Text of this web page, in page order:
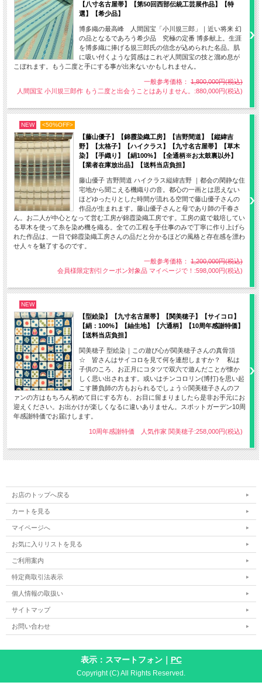
読谷山花織とのコーディネート例
※画像はAI作成のイメージです
【製造者】福永世紀子
【品質】綿100% (インド綿)
【糸染色】天然草木染
【製織技法】高機手織り 平織
【長さ】織上がり：約510cm
い。※最大：約385cmまで対応可能
”手紡ぎ木綿”に魅せられ40数年、御年80歳を超えて今なお現役で製作
活動続けられている染織作家「福永世紀子」さんが作り上げる布が私
たちの心を穏やかな世界へと導いてくれます。
木綿を自らの手で紡ぎ、草木で染め、織り上げる。
全ての工程を1人でこなし生み出される綿布には福永世紀子さんの想
い・情熱・人生観と言った目に見えないものが宿ります。
手で紡がれた木綿が持つ温もり、草木染の深み色、そして熟練の高度
な機織りの技で布という形になります。そこには人の心にしみわたる
安らぎが感じられ、得も言われぬ至福の贅沢をご堪能いただけるので
【八寸名古屋帯】【第50回西部伝統工芸展作品】【特
選】【希少品】
博多織の最高峰 人間国宝「小川規三郎」｜近い将来 幻
の品となるであろう希少品 究極の定番 博多献上。生涯
を博多織に捧げる規三郎氏の信念が込められた名品。肌
に吸い付くような質感はこれぞ人間国宝の技と溜め息が
こぼれます。もう二度と手にする事が出来ないかもしれません。
一般参考価格： 1,800,000円(税込)
人間国宝 小川規三郎作 もう二度と出会うことはありません。:880,000円(税込)
NEW <50%OFF>
【藤山優子】【錦霞染織工房】【吉野間道】【縦緯吉
野】【太格子】【ハイクラス】【九寸名古屋帯】【草木
染】【手織り】【絹100%】【全通柄※お太鼓裏以外】
【業者在庫放出品】【送料当店負担】
藤山優子 吉野間道 ハイクラス縦緯吉野 ｜都会の閑静な住
宅地から聞こえる機織りの音。都心の一画とは思えない
ほどゆったりとした時間が流れる空間で藤山優子さんの
作品が生まれます。藤山優子さんと母であり師の千春さ
ん。お二人が中心となって営む工房が錦霞染織工房です。工房の庭で栽培してい
る草木を使って糸を染め機を織る。全ての工程を手仕事のみで丁寧に作り上げら
れた作品は、一目で錦霞染織工房さんの品だと分かるほどの風格と存在感を漂わ
せ人々を魅了するのです。
一般参考価格： 1,200,000円(税込)
会員様限定割引クーポン対象品 マイページで！:598,000円(税込)
NEW
【型絵染】【九寸名古屋帯】【関美穂子】【サイコロ】
【絹：100%】【紬生地】【六通柄】【10周年感謝特価】
【送料当店負担】
関美穂子 型絵染｜この遊び心が関美穂子さんの真骨頂
☆ 皆さんはサイコロを見て何を連想しますか？ 私は
子供のころ、お正月にコタツで双六で遊んだことが懐か
しく思い出されます。或いはチンコロリン(博打)を思い起
こす勝負師の方もおられるでしょう☆関美穂子さんのフ
ァンの方はもちろん初めて目にする方も、お目に留まりましたら是非お手元にお
迎えください。お出かけが楽しくなるに違いありません。スポットガーデン10周
年感謝特価でお届けします。
10周年感謝特価 人気作家 関美穂子:258,000円(税込)
お店のトップへ戻る
カートを見る
マイページへ
お気に入りリストを見る
ご利用案内
特定商取引法表示
個人情報の取扱い
サイトマップ
お問い合わせ
表示：スマートフォン｜ PC
Copyright (C) All Rights Reserved.